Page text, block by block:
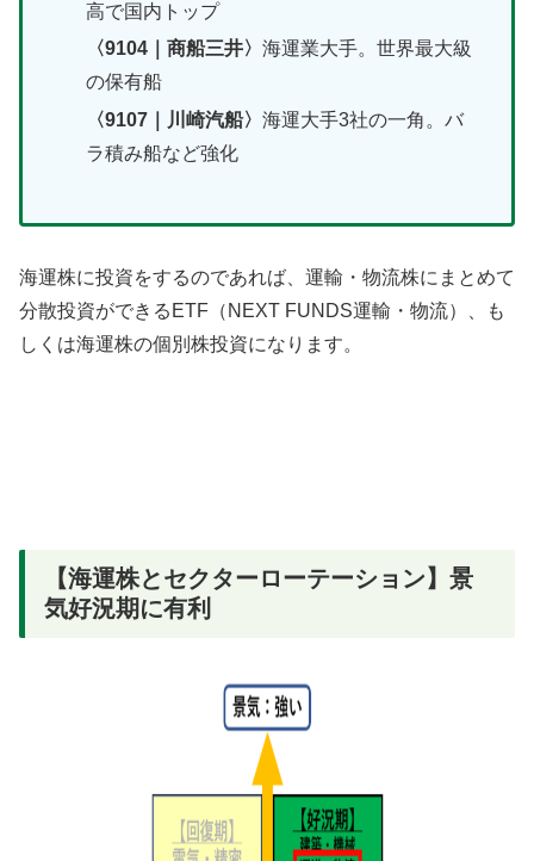
高で国内トップ
〈9104｜商船三井〉海運業大手。世界最大級
の保有船
〈9107｜川崎汽船〉海運大手3社の一角。バ
ラ積み船など強化
海運株に投資をするのであれば、運輸・物流株にまとめて
分散投資ができるETF（NEXT FUNDS運輸・物流）、も
しくは海運株の個別株投資になります。
【海運株とセクターローテーション】景
気好況期に有利